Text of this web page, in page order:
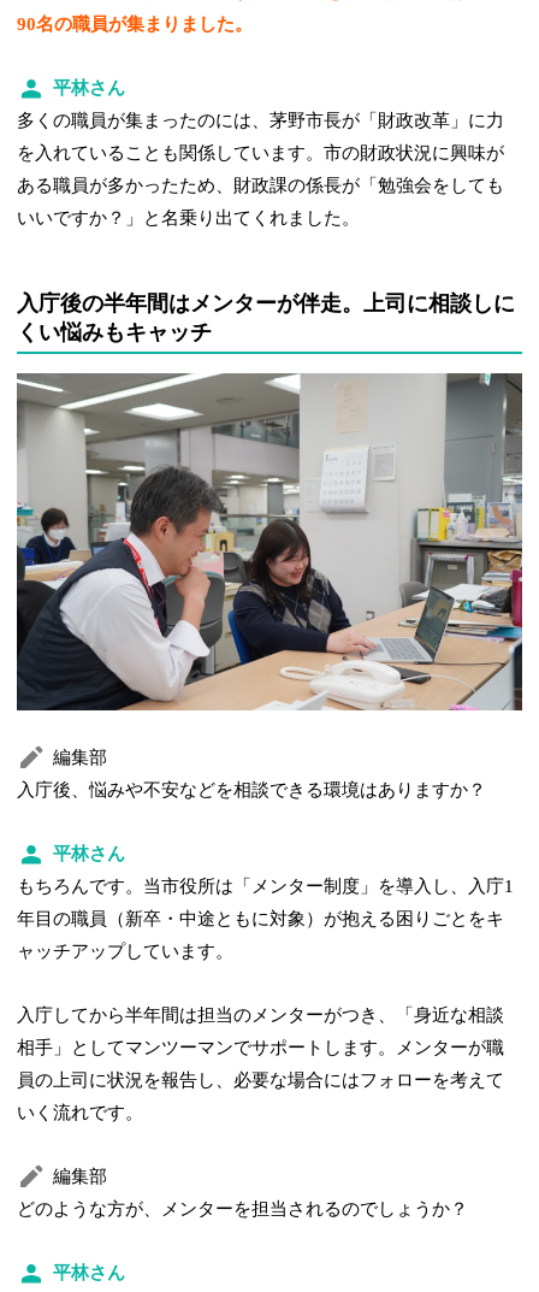
90名の職員が集まりました。
平林さん
多くの職員が集まったのには、茅野市長が「財政改革」に力
を入れていることも関係しています。市の財政状況に興味が
ある職員が多かったため、財政課の係長が「勉強会をしても
いいですか？」と名乗り出てくれました。
入庁後の半年間はメンターが伴走。上司に相談しに
くい悩みもキャッチ
編集部
入庁後、悩みや不安などを相談できる環境はありますか？
平林さん
もちろんです。当市役所は「メンター制度」を導入し、入庁1
年目の職員（新卒・中途ともに対象）が抱える困りごとをキ
ャッチアップしています。
入庁してから半年間は担当のメンターがつき、「身近な相談
相手」としてマンツーマンでサポートします。メンターが職
員の上司に状況を報告し、必要な場合にはフォローを考えて
いく流れです。
編集部
どのような方が、メンターを担当されるのでしょうか？
平林さん